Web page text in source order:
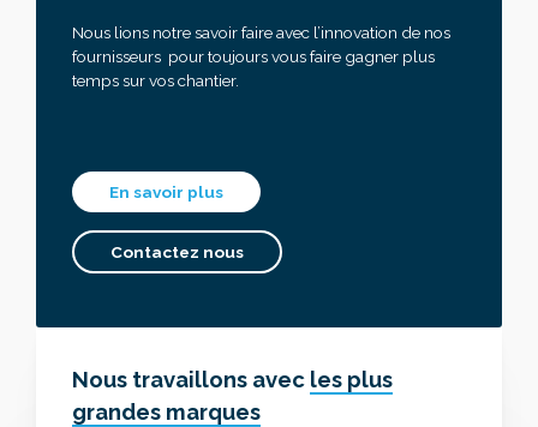
Nous lions notre savoir faire avec l’innovation de nos
fournisseurs pour toujours vous faire gagner plus
temps sur vos chantier.
En savoir plus
Contactez nous
Nous travaillons avec les plus
grandes marques